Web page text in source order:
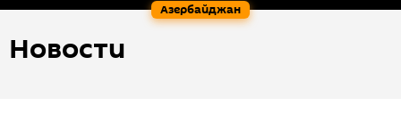
Азербайджан
Новости